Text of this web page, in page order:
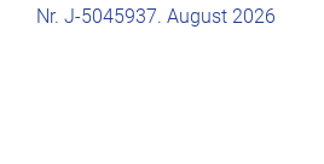
Nr. J-5045937. August 2026